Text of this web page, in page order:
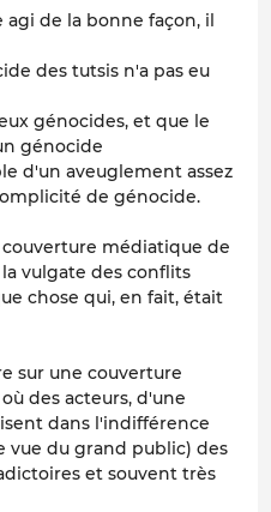
agi de la bonne façon, il
des tutsis n'a pas eu
génocides, et que le
génocide
d'un aveuglement assez
de génocide.
couverture médiatique de
vulgate des conflits
chose qui, en fait, était
sur une couverture
des acteurs, d'une
dans l'indifférence
vue du grand public) des
et souvent très